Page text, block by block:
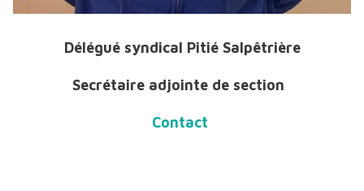
Délégué syndical Pitié Salpêtrière
Secrétaire adjointe de section
Contact